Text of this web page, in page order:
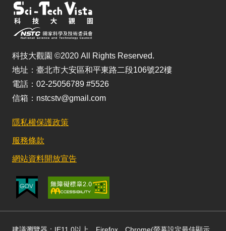
科技大觀園 ©2020 All Rights Reserved.
地址：臺北市大安區和平東路二段106號22樓
電話：02-25056789 #5526
信箱：nstcstv@gmail.com
隱私權保護政策
服務條款
網站資料開放宣告